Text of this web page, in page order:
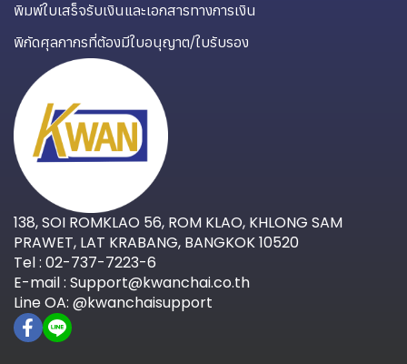
พิมพ์ใบเสร็จรับเงินและเอกสารทางการเงิน
พิกัดศุลกากรที่ต้องมีใบอนุญาต/ใบรับรอง
138, SOI ROMKLAO 56, ROM KLAO, KHLONG SAM
PRAWET, LAT KRABANG, BANGKOK 10520
Tel : 02-737-7223-6
E-mail : Support@kwanchai.co.th
Line OA: @kwanchaisupport